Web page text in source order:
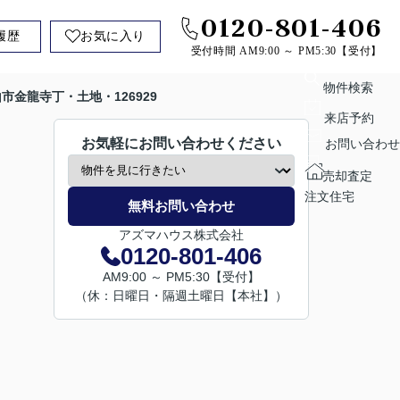
歴 お気に入り 0120-801-406
受付時間 AM9:00 ～ PM5:30【受付】
金龍寺丁・土地・126929
お気軽にお問い合わせください
無料お問い合わせ
アズマハウス株式会社
0120-801-406
AM9:00 ～ PM5:30【受付】
（休：日曜日・隔週土曜日【本社】）
物件検索
来店予約
お問い合わせ
売却査定
注文住宅